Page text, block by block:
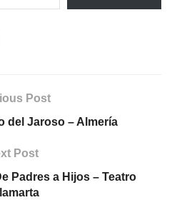
Post
del Jaroso – Almería
Post
Padres a Hijos – Teatro